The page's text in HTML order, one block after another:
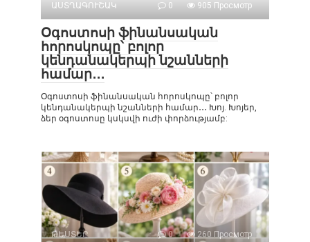
ԱՍՏՂԱԳՈՒՇԱԿ
0 905 Просмотр
Օգոստոսի ֆինանսական
հորոսկոպը՝ բոլոր
կենդանակերպի նշանների
համար․․․
Օգոստոսի ֆինանսական հորոսկոպը՝ բոլոր
կենդանակերպի նշանների համար․․․ Խոյ. Խոյեր,
ձեր օգոստոսը կսկսվի ուժի փորձությամբ:
ԹԵՍՏԵՐ 0 260 Просмотр